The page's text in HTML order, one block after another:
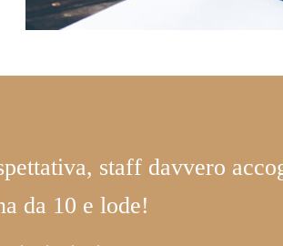
staff davvero
da 10 e lode!